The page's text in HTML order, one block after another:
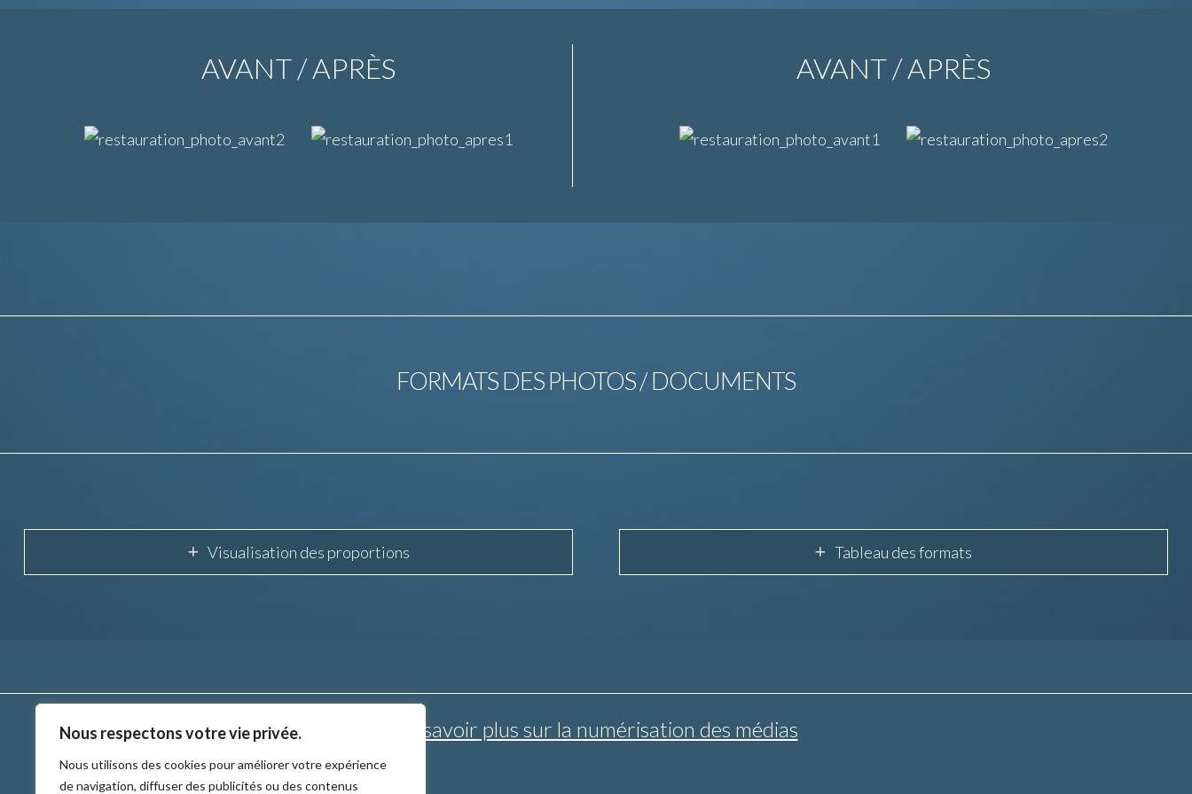
Nous respectons votre vie privée.
Nous utilisons des cookies pour améliorer votre expérience
de navigation, diffuser des publicités ou des contenus
AVANT / APRÈS AVANT / APRÈS
FORMATS DES PHOTOS / DOCUMENTS
Visualisation des proportions Tableau des formats
En savoir plus sur la numérisation des médias